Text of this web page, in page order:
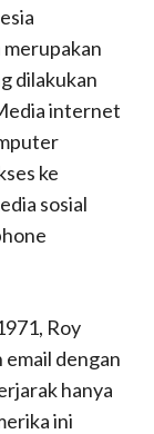
merupakan
dilakukan
internet
ke
sosial
Roy
dengan
hanya
ini